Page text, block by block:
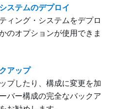
ステムのデプロイ
ィング・システムをデプロ
のオプションが使用できま
アップ
プしたり、構成に変更を加
バー構成の完全なバックア